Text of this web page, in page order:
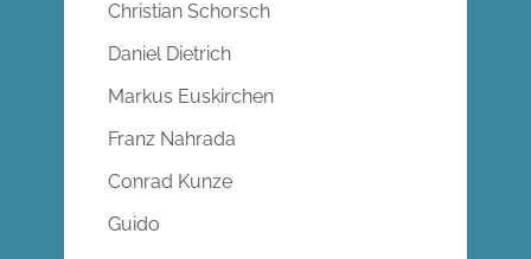
Christian Schorsch
Daniel Dietrich
Markus Euskirchen
Franz Nahrada
Conrad Kunze
Guido